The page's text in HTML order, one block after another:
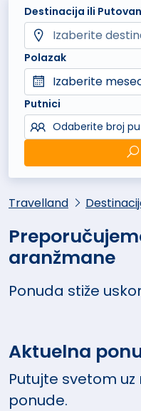
Destinacija ili
Polazak
Izaberite
Putnici
Odaberite broj
Travelland
aranžmane
Ponuda stiže
Aktuelna
Putujte svetom
ponude.